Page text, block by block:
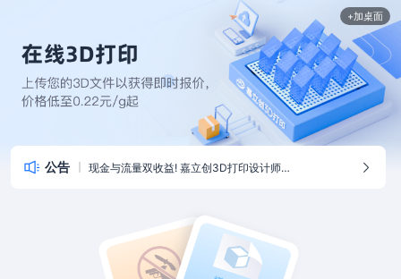
公告 现金与流量双收益! 嘉立创3D打印设计师招募中
+加桌面